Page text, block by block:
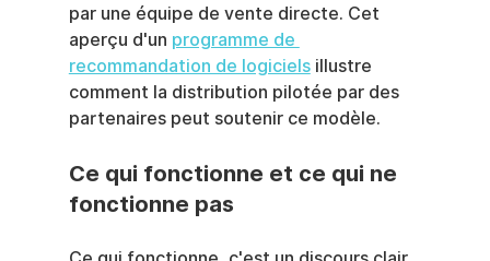
par une équipe de vente directe. Cet
aperçu d'un programme de
recommandation de logiciels illustre
comment la distribution pilotée par des
partenaires peut soutenir ce modèle.
Ce qui fonctionne et ce qui ne
fonctionne pas